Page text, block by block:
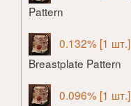
Pattern
0.132% [1 шт.]
Breastplate Pattern
0.096% [1 шт.]